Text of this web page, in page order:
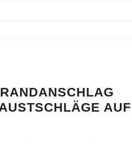
AUF